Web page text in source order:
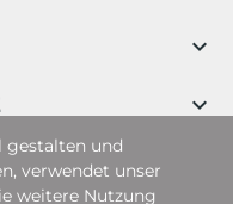


gestalten und
verwendet unser
weitere Nutzung